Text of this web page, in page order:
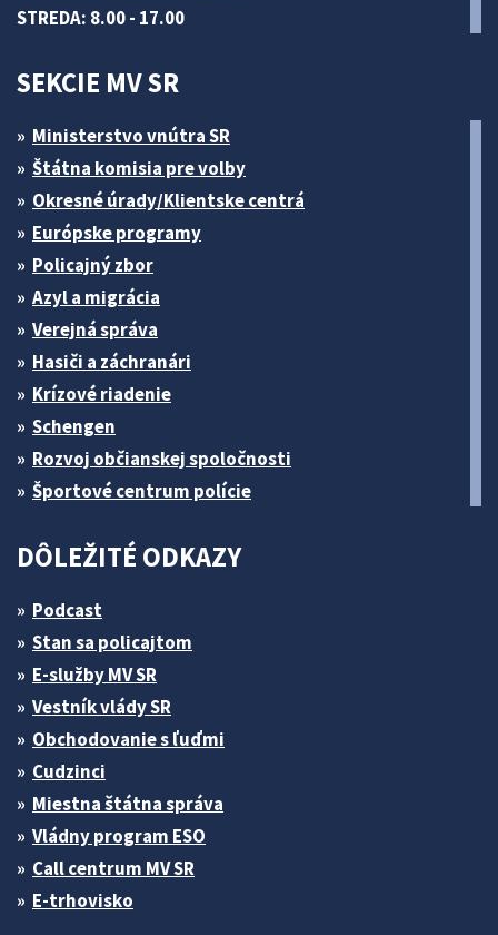
STREDA: 8.00 - 17.00
SEKCIE MV SR
Ministerstvo vnútra SR
Štátna komisia pre volby
Okresné úrady/Klientske centrá
Európske programy
Policajný zbor
Azyl a migrácia
Verejná správa
Hasiči a záchranári
Krízové riadenie
Schengen
Rozvoj občianskej spoločnosti
Športové centrum polície
DÔLEŽITÉ ODKAZY
Podcast
Stan sa policajtom
E-služby MV SR
Vestník vlády SR
Obchodovanie s ľuďmi
Cudzinci
Miestna štátna správa
Vládny program ESO
Call centrum MV SR
E-trhovisko